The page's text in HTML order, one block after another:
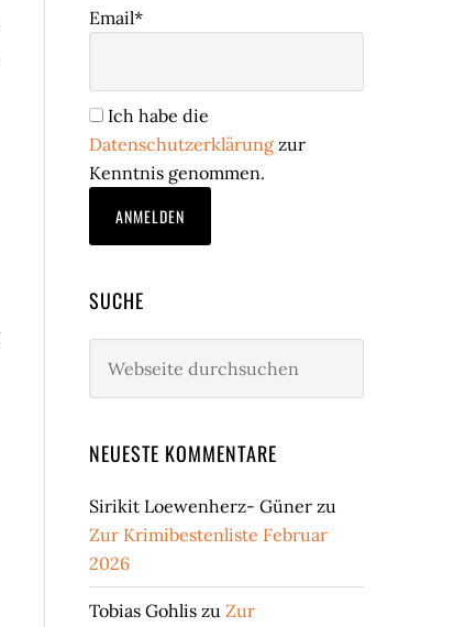
Email*
Ich habe die
Datenschutzerklärung zur
Kenntnis genommen.
SUCHE
durchsuchen
NEUESTE KOMMENTARE
Sirikit Loewenherz- Güner zu
Zur Krimibestenliste Februar
2026
Tobias Gohlis zu Zur